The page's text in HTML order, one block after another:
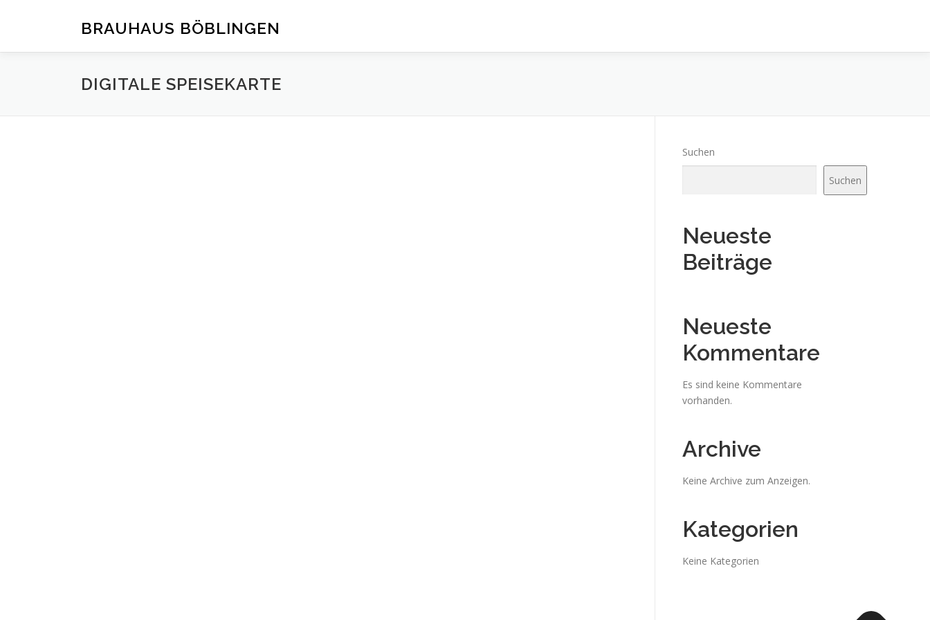
BRAUHAUS BÖBLINGEN
DIGITALE SPEISEKARTE
Suchen
Suchen
Neueste
Beiträge
Neueste
Kommentare
Es sind keine Kommentare
vorhanden.
Archive
Keine Archive zum Anzeigen.
Kategorien
Keine Kategorien